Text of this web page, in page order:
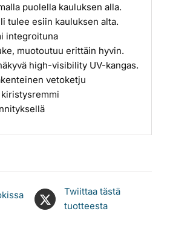
puolella kauluksen alla.
tulee esiin kauluksen alta.
integroituna
muotoutuu erittäin hyvin.
high-visibility UV-kangas.
vetoketju
kiristysremmi
Twiittaa tästä
tuotteesta